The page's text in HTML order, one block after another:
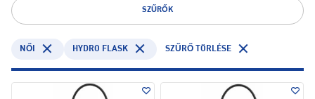
SZŰRŐK
NŐI HYDRO FLASK SZŰRŐ TÖRLÉSE